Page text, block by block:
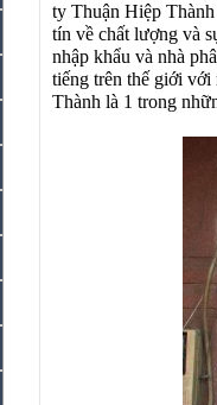
ty Thuận Hiệp
tín về chất lượng và
nhập khẩu và nhà
tiếng trên thế giới
Thành là 1 trong